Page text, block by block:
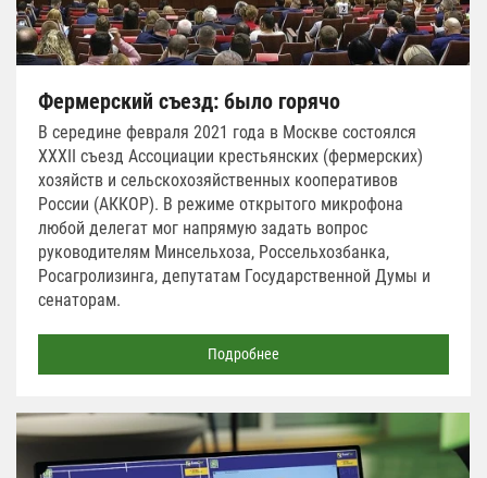
Фермерский съезд: было горячо
В середине февраля 2021 года в Москве состоялся
XXXII съезд Ассоциации крестьянских (фермерских)
хозяйств и сельскохозяйственных кооперативов
России (АККОР). В режиме открытого микрофона
любой делегат мог напрямую задать вопрос
руководителям Минсельхоза, Россельхозбанка,
Росагролизинга, депутатам Государственной Думы и
сенаторам.
Подробнее